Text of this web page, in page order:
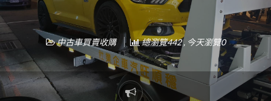
中古車買賣收購 總瀏覽442 , 今天瀏覽0